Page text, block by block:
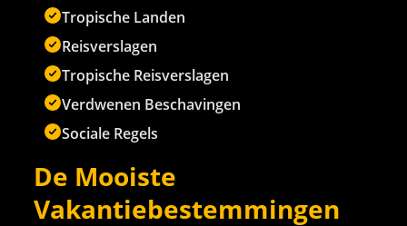
Tropische Landen
Reisverslagen
Tropische Reisverslagen
Verdwenen Beschavingen
Sociale Regels
De Mooiste
Vakantiebestemmingen